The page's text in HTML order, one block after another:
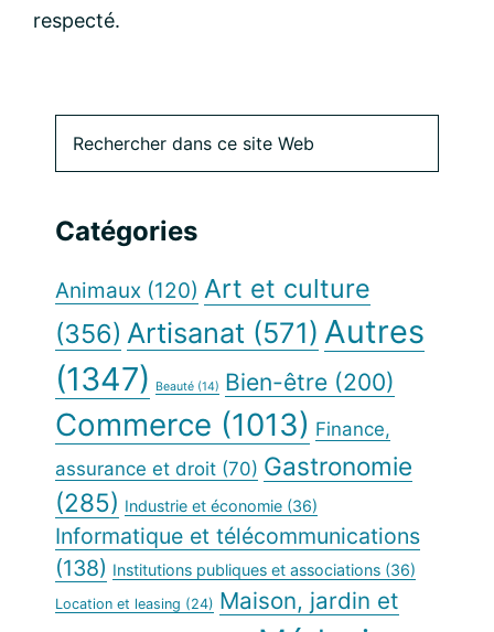
respecté.
Barre
latérale
principale
dans
Web
Catégories
Animaux (120) Art et culture
(356) Artisanat (571) Autres
(1347)
Beauté (14) Bien-être (200)
Commerce (1013) Finance,
assurance et droit (70) Gastronomie
(285) Industrie et économie (36)
Informatique et télécommunications
(138) Institutions publiques et associations (36)
Location et leasing (24) Maison, jardin et